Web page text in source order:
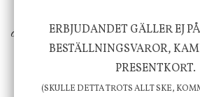
ökar trivsel i ditt hem och
att öka ditt
ERBJUDANDET GÄLLER EJ
BESTÄLLNINGSVAROR,
PRESENTKORT.
(SKULLE DETTA TROTS ALLT SKE,